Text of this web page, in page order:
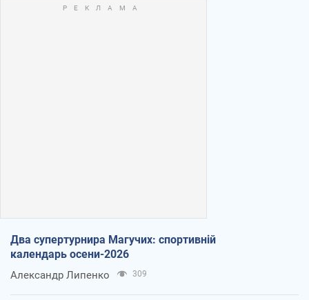
Два супертурнира Магучих: спортивній
календарь осени-2026
Александр Липенко 309